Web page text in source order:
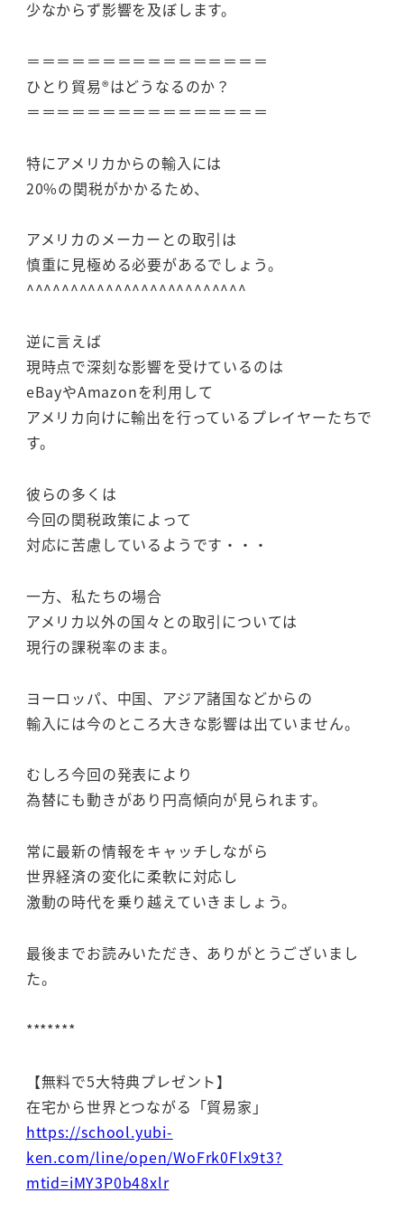
少なからず影響を及ぼします。
＝＝＝＝＝＝＝＝＝＝＝＝＝＝＝＝
ひとり貿易®はどうなるのか？
＝＝＝＝＝＝＝＝＝＝＝＝＝＝＝＝
特にアメリカからの輸入には
20%の関税がかかるため、
アメリカのメーカーとの取引は
慎重に見極める必要があるでしょう。
^^^^^^^^^^^^^^^^^^^^^^^^^
逆に言えば
現時点で深刻な影響を受けているのは
eBayやAmazonを利用して
アメリカ向けに輸出を行っているプレイヤーたちで
す。
彼らの多くは
今回の関税政策によって
対応に苦慮しているようです・・・
一方、私たちの場合
アメリカ以外の国々との取引については
現行の課税率のまま。
ヨーロッパ、中国、アジア諸国などからの
輸入には今のところ大きな影響は出ていません。
むしろ今回の発表により
為替にも動きがあり円高傾向が見られます。
常に最新の情報をキャッチしながら
世界経済の変化に柔軟に対応し
激動の時代を乗り越えていきましょう。
最後までお読みいただき、ありがとうございまし
た。
*******
【無料で5大特典プレゼント】
在宅から世界とつながる「貿易家」
https://school.yubi-
ken.com/line/open/WoFrk0Flx9t3?
mtid=iMY3P0b48xlr